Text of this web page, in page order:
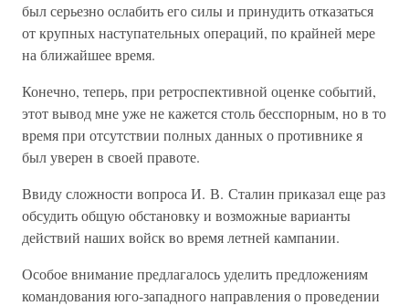
был серьезно ослабить его силы и принудить отказаться
от крупных наступательных операций, по крайней мере
на ближайшее время.
Конечно, теперь, при ретроспективной оценке событий,
этот вывод мне уже не кажется столь бесспорным, но в то
время при отсутствии полных данных о противнике я
был уверен в своей правоте.
Ввиду сложности вопроса И. В. Сталин приказал еще раз
обсудить общую обстановку и возможные варианты
действий наших войск во время летней кампании.
Особое внимание предлагалось уделить предложениям
командования юго-западного направления о проведении